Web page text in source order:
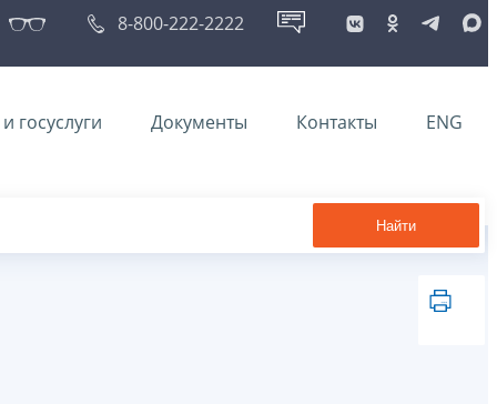
8-800-222-2222
госуслуги Документы Контакты ENG
Найти